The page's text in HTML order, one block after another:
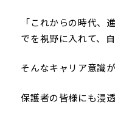
「これからの時代、
でを視野に入れて、
そんなキャリア意識
保護者の皆様にも浸